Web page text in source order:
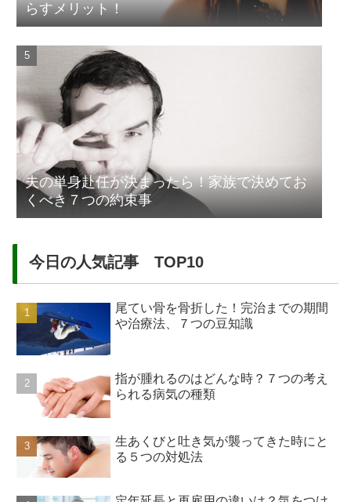
らすメリット！
夫の単身赴任が決まったら！家族で決めてお
くべき７つの約束事
今日の人気記事 TOP10
尾てい骨を骨折した！完治までの期間
や治療法、７つの豆知識
指が腫れるのはどんな時？７つの考え
られる病気の種類
生あくびと吐き気が襲ってきた時にと
る５つの対処法